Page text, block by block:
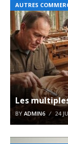
AUTRES
Les
BY ADMIN6 24